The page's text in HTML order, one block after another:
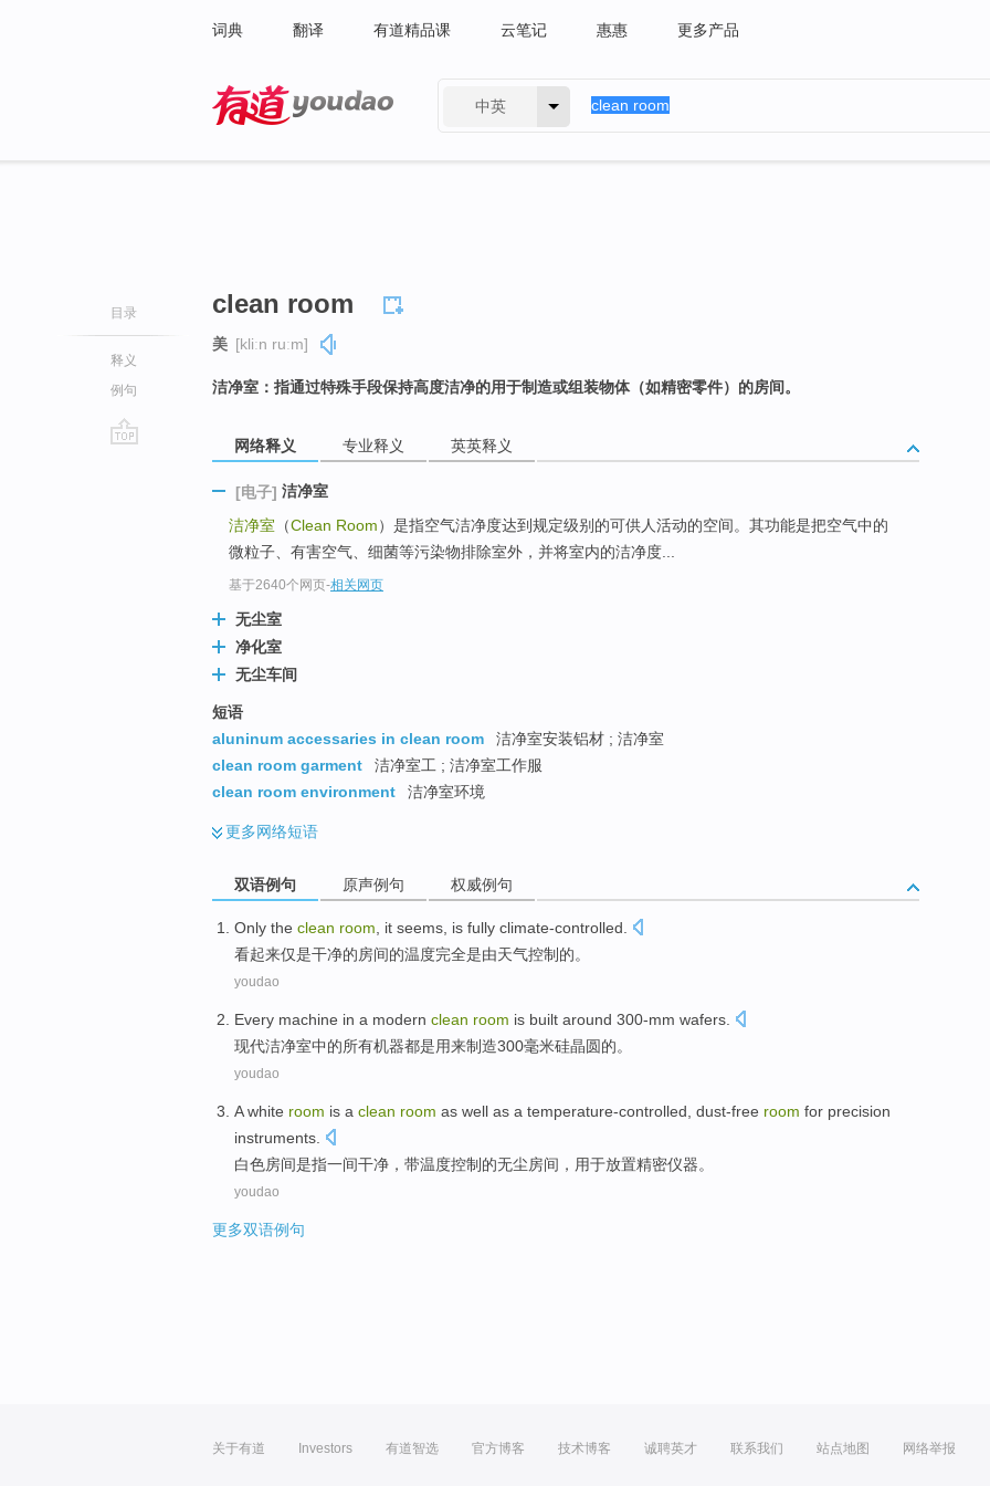
词典 翻译 有道精品课 云笔记 惠惠 更多产品
中英
目录
释义
例句
clean room
美 [kliːn ruːm]
洁净室：指通过特殊手段保持高度洁净的用于制造或组装物体（如精密零件）的房间。
网络释义 专业释义 英英释义
[电子] 洁净室
洁净室 （Clean Room）是指空气洁净度达到规定级别的可供人活动的空间。其功能是把空气中的
微粒子、有害空气、细菌等污染物排除室外，并将室内的洁净度...
基于2640个网页-相关网页
无尘室
净化室
无尘车间
短语
aluninum accessaries in clean room
洁净室安装铝材 ; 洁净室
clean room garment
洁净室工 ; 洁净室工作服
clean room environment
洁净室环境
更多网络短语
双语例句 原声例句 权威例句
Only the clean room it seems is fully climate-controlled
看起来仅是干净的房间的温度完全是由天气控制的。
youdao
Every machine in a modern clean room is built around 300-mm wafers
现代洁净室中的所有机器都是用来制造300毫米硅晶圆的。
youdao
A white room is a clean room as well as a temperature-controlled, dust-free room for precision
instruments
白色房间是指一间干净 ，带温度控制的无尘房间， 用于放置精密仪器。
youdao
更多双语例句
关于有道 Investors 有道智选 官方博客 技术博客 诚聘英才 联系我们 站点地图 网络举报